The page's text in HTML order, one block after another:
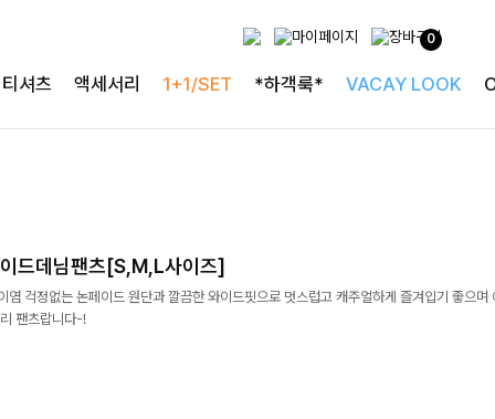
0
티셔츠 액세서리 1+1/SET *하객룩* VACAY LOOK
드데님팬츠[S,M,L사이즈]
걱정없는 논페이드 원단과 깔끔한 와이드핏으로 멋스럽고 캐주얼하게 즐겨입기 좋으며
팬츠랍니다-!